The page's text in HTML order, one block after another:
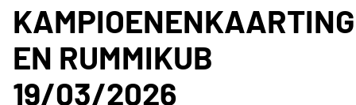
KAMPIOENENKAARTING
EN RUMMIKUB
19/03/2026